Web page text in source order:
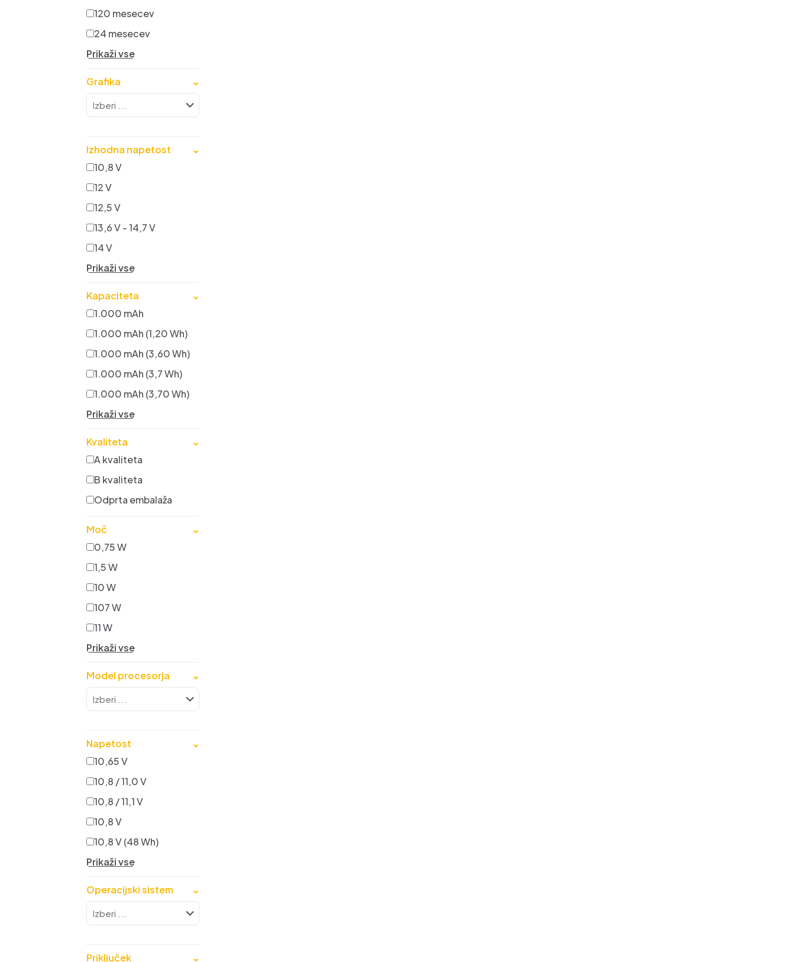
120 mesecev
24 mesecev
Prikaži vse
Grafika ⌄
Izhodna napetost
⌄
10,8 V
12 V
12,5 V
13,6 V - 14,7 V
14 V
Prikaži vse
Kapaciteta
⌄
1.000 mAh
1.000 mAh (1,20 Wh)
1.000 mAh (3,60 Wh)
1.000 mAh (3,7 Wh)
1.000 mAh (3,70 Wh)
Prikaži vse
Kvaliteta
⌄
A kvaliteta
B kvaliteta
Odprta embalaža
Moč
⌄
0,75 W
1,5 W
10 W
107 W
11 W
Prikaži vse
Model procesorja ⌄
Napetost
⌄
10,65 V
10,8 / 11,0 V
10,8 / 11,1 V
10,8 V
10,8 V (48 Wh)
Prikaži vse
Operacijski sistem ⌄
Priključek ⌄